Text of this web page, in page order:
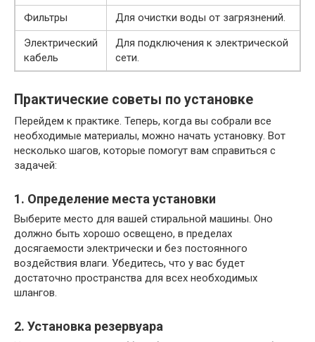
Фильтры
Для очистки воды от загрязнений.
Электрический
кабель
Для подключения к электрической
сети.
Практические советы по установке
Перейдем к практике. Теперь, когда вы собрали все
необходимые материалы, можно начать установку. Вот
несколько шагов, которые помогут вам справиться с
задачей:
1. Определение места установки
Выберите место для вашей стиральной машины. Оно
должно быть хорошо освещено, в пределах
досягаемости электрически и без постоянного
воздействия влаги. Убедитесь, что у вас будет
достаточно пространства для всех необходимых
шлангов.
2. Установка резервуара